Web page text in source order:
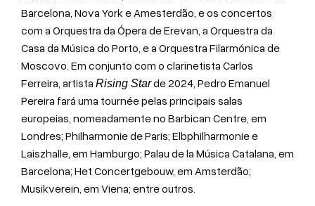
Barcelona, Nova York e Amesterdão, e os concertos
com a Orquestra da Ópera de Erevan, a Orquestra da
Casa da Música do Porto, e a Orquestra Filarmónica de
Moscovo. Em conjunto com o clarinetista Carlos
Ferreira, artista Rising Starde 2024, Pedro Emanuel
Pereira fará uma tournée pelas principais salas
europeias, nomeadamente no Barbican Centre, em
Londres; Philharmonie de Paris; Elbphilharmonie e
Laiszhalle, em Hamburgo; Palau de la Música Catalana, em
Barcelona; Het Concertgebouw, em Amsterdão;
Musikverein, em Viena; entre outros.